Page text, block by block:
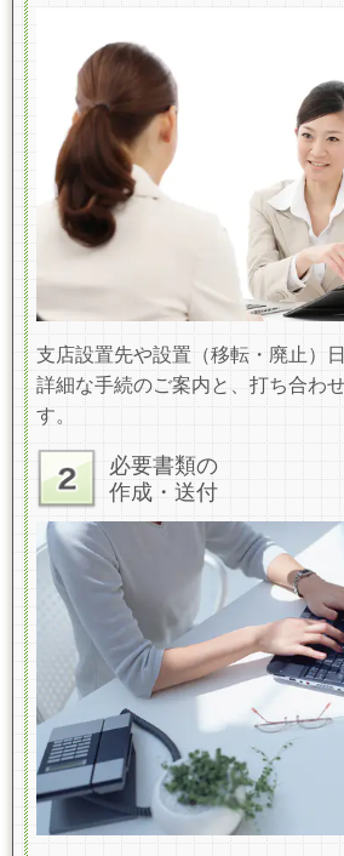
支店設置先や設置（移転・廃止）日
詳細な手続のご案内と、打ち合わ
す。
必要書類の
作成・送付